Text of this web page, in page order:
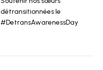
détransitionnées le
#DetransAwarenessDay